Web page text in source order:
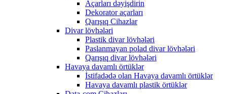
Açarları dəyişdirin
Dekorator açarları
Qarışıq Cihazlar
Divar lövhələri
Plastik divar lövhələri
Paslanmayan polad divar lövhələri
Qarışıq divar lövhələri
Havaya davamlı örtüklər
İstifadədə olan Havaya davamlı örtüklər
Havaya davamlı plastik örtüklər